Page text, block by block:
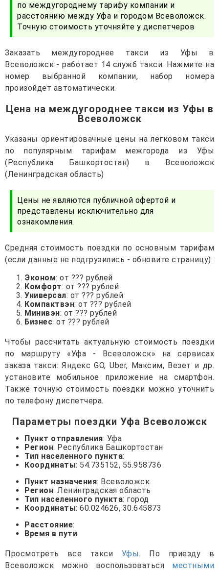
по междугороднему тарифу компании и
расстоянию между Уфа и городом Всеволожск.
Точную стоимость уточняйте у диспетчеров
Заказать междугороднее такси из Уфы в
Всеволожск - работает 14 служб такси. Нажмите на
номер выбранной компании, набор номера
произойдет автоматически.
Цена на междугороднее такси из Уфы в
Всеволожск
Указаны ориентировачные цены на легковом такси
по популярным тарифам межгорода из Уфы
(Республика Башкортостан) в Всеволожск
(Ленинградская область)
Цены не являются публичной офертой и
представлены исключительно для
ознакомления.
Средняя стоимость поездки по основным тарифам
(если данные не подгрузились - обновите страницу):
Эконом: от ??? рублей
Комфорт: от ??? рублей
Универсал: от ??? рублей
Компактвэн: от ??? рублей
Минивэн: от ??? рублей
Бизнес: от ??? рублей
Чтобы рассчитать актуальную стоимость поездки
по маршруту «Уфа - Всеволожск» на сервисах
заказа такси: Яндекс GO, Uber, Максим, Везет и др.
установите мобильное приложение на смартфон.
Также точную стоимость поездки можно уточнить
по телефону диспетчера.
Параметры поездки Уфа Всеволожск
Пункт отправления: Уфа
Регион: Республика Башкортостан
Тип населенного пункта:
Координаты: 54.735152, 55.958736
Пункт назначения: Всеволожск
Регион: Ленинградская область
Тип населенного пункта: город
Координаты: 60.024626, 30.645873
Расстояние:
Время в пути:
Просмотреть все такси Уфы. По приезду в
Всеволожск можно воспользоваться местными